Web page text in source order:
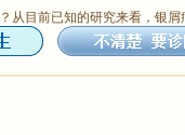
从目前已知的研究来看，银屑